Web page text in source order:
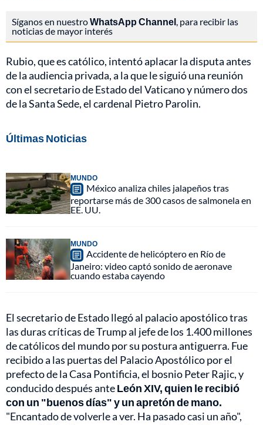
Síganos en nuestroWhatsApp Channel, para recibir las
noticias de mayor interés
Rubio, que es católico, intentó aplacar la disputa antes
de la audiencia privada, a la que le siguió una reunión
con el secretario de Estado del Vaticano y número dos
de la Santa Sede, el cardenal Pietro Parolin.
Últimas Noticias
MUNDO
México analiza chiles jalapeños tras
reportarse más de 300 casos de salmonela en
EE. UU.
MUNDO
Accidente de helicóptero en Río de
Janeiro: video captó sonido de aeronave
cuando estaba cayendo
El secretario de Estado llegó al palacio apostólico tras
las duras críticas de Trump al jefe de los 1.400 millones
de católicos del mundo por su postura antiguerra. Fue
recibido a las puertas del Palacio Apostólico por el
prefecto de la Casa Pontificia, el bosnio Peter Rajic, y
conducido después anteLeón XIV, quien le recibió
con un "buenos días" y un apretón de mano.
"Encantado de volverle a ver. Ha pasado casi un año",